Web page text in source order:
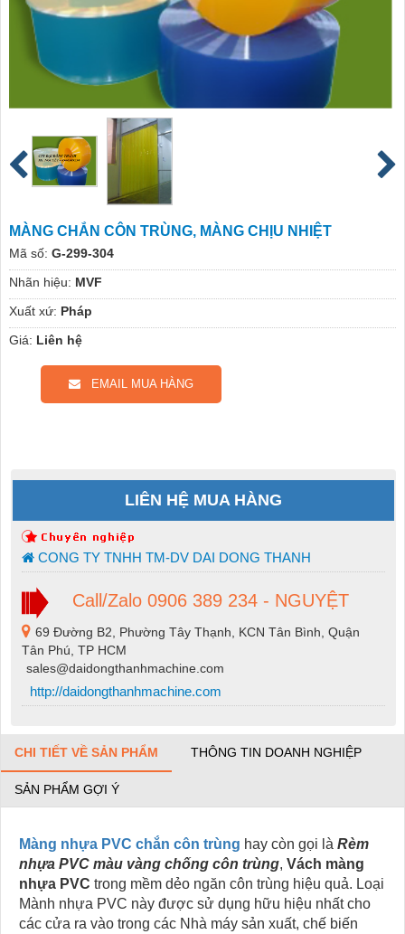
MÀNG CHẮN CÔN TRÙNG, MÀNG CHỊU NHIỆT
Mã số: G-299-304
Nhãn hiệu: MVF
Xuất xứ: Pháp
Giá: Liên hệ
EMAIL MUA HÀNG
LIÊN HỆ MUA HÀNG
CONG TY TNHH TM-DV DAI DONG THANH
Call/Zalo 0906 389 234 - NGUYỆT
69 Đường B2, Phường Tây Thạnh, KCN Tân Bình, Quận
Tân Phú, TP HCM
sales@daidongthanhmachine.com
http://daidongthanhmachine.com
CHI TIẾT VỀ SẢN PHẨM THÔNG TIN DOANH NGHIỆP
SẢN PHẨM GỢI Ý
Màng nhựa PVC chắn côn trùng hay còn gọi là Rèm
nhựa PVC màu vàng chống côn trùng, Vách màng
nhựa PVC trong mềm dẻo ngăn côn trùng hiệu quả. Loại
Mành nhựa PVC này được sử dụng hữu hiệu nhất cho
các cửa ra vào trong các Nhà máy sản xuất, chế biến